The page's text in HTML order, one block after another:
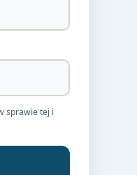
sprawie tej i